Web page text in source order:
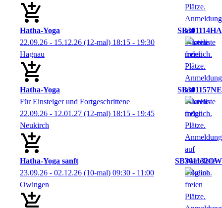
Hatha-Yoga
SB301114HA
22.09.26 - 15.12.26 (12-mal) 18:15 - 19:30
Hagnau
Hatha-Yoga
SB301157NE
Für Einsteiger und Fortgeschrittene
22.09.26 - 12.01.27 (12-mal) 18:15 - 19:45
Neukirch
Hatha-Yoga sanft
SB301132OW
23.09.26 - 02.12.26 (10-mal) 09:30 - 11:00
Owingen